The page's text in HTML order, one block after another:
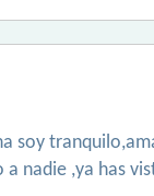
soy
nadie ,ya has